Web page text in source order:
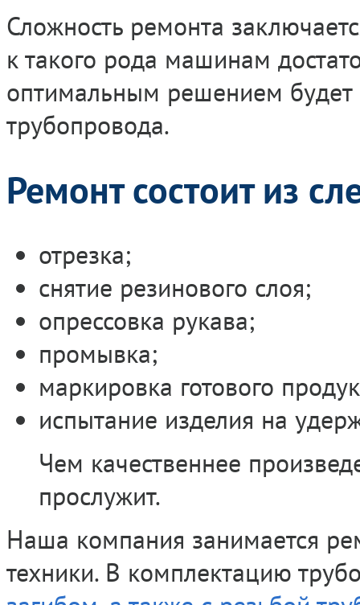
Сложность ремонта
к такого рода машинам
оптимальным решением будет
трубопровода.
Ремонт состоит из
отрезка;
снятие резинового слоя;
опрессовка рукава;
промывка;
маркировка готового
испытание изделия на
Чем качественнее
прослужит.
Наша компания занимается
техники. В комплектацию